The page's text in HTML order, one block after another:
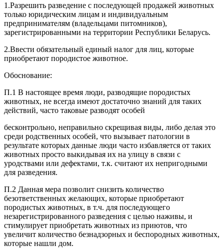
1.Разрешить разведение с последующей продажей животных
только юридическим лицам и индивидуальным
предпринимателям (владельцами питомников),
зарегистрированными на территории Республики Беларусь.
2.Ввести обязательный единый налог для лиц, которые
приобретают породистое животное.
Обоснование:
П.1 В настоящее время люди, разводящие породистых
животных, не всегда имеют достаточно знаний для таких
действий, часто таковые разводят особей
бесконтрольно, неправильно скрещивая виды, либо делая это
среди родственных особей, что вызывает патологии в
результате которых данные люди часто избавляется от таких
животных просто выкидывая их на улицу в связи с
уродствами или дефектами, т.к. считают их непригодными
для разведения.
П.2 Данная мера позволит снизить количество
безответственных желающих, которые приобретают
породистых животных, в т.ч. для последующего
незарегистрированного разведения с целью наживы, и
стимулирует приобретать животных из приютов, что
увеличит количество безнадзорных и беспородных животных,
которые нашли дом.